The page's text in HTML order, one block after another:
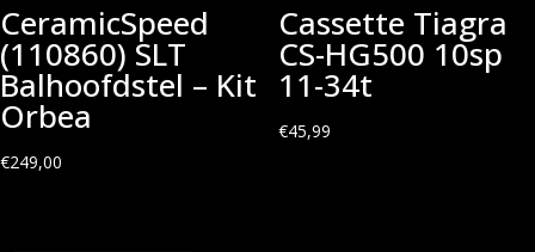
CeramicSpeed
(110860) SLT
Balhoofdstel – Kit
Orbea
€249,00
Cassette Tiagra
CS-HG500 10sp
11-34t
€45,99